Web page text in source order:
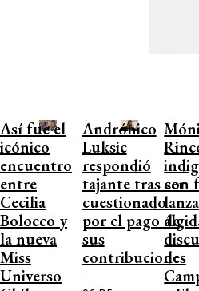
Así fue el
icónico
encuentro
entre
Cecilia
Bolocco y
la nueva
Miss
Universo
Andrónico
Luksic
respondió
tajante tras ser
cuestionado
por el pago de
sus
contribuciones
con
de